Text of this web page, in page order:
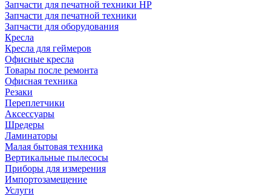
Запчасти для печатной техники HP
Запчасти для печатной техники
Запчасти для оборудования
Кресла
Кресла для геймеров
Офисные кресла
Товары после ремонта
Офисная техника
Резаки
Переплетчики
Аксессуары
Шредеры
Ламинаторы
Малая бытовая техника
Вертикальные пылесосы
Приборы для измерения
Импортозамещение
Услуги